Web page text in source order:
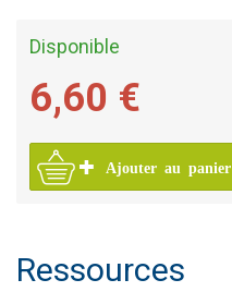
Disponible
6,60 €
Ajouter au panier
Ressources